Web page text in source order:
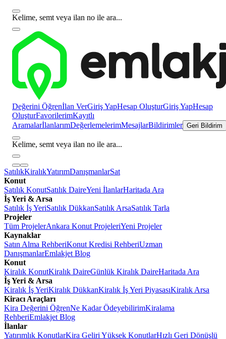
Kelime, semt veya ilan no ile ara...
Değerini Öğrenİlan VerGiriş YapHesap OluşturGiriş YapHesap
OluşturFavorilerimKayıtlı
AramalarİlanlarımDeğerlemelerimMesajlarBildirimler Geri Bildirim
Kelime, semt veya ilan no ile ara...
SatılıkKiralıkYatırımDanışmanlarSat
Konut
Satılık KonutSatılık DaireYeni İlanlarHaritada Ara
İş Yeri & Arsa
Satılık İş YeriSatılık DükkanSatılık ArsaSatılık Tarla
Projeler
Tüm ProjelerAnkara Konut ProjeleriYeni Projeler
Kaynaklar
Satın Alma RehberiKonut Kredisi RehberiUzman
DanışmanlarEmlakjet Blog
Konut
Kiralık KonutKiralık DaireGünlük Kiralık DaireHaritada Ara
İş Yeri & Arsa
Kiralık İş YeriKiralık DükkanKiralık İş Yeri PiyasasıKiralık Arsa
Kiracı Araçları
Kira Değerini ÖğrenNe Kadar ÖdeyebilirimKiralama
RehberiEmlakjet Blog
İlanlar
Yatırımlık KonutlarKira Geliri Yüksek KonutlarHızlı Geri Dönüşlü